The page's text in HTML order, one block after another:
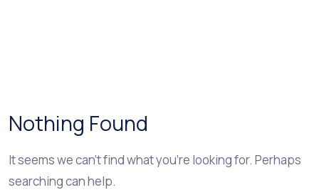
Nothing Found
It seems we can’t find what you’re looking for. Perhaps
searching can help.